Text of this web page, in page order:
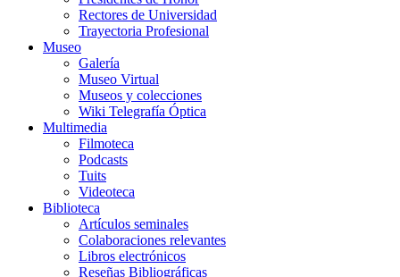
Rectores de Universidad
Trayectoria Profesional
Museo
Galería
Museo Virtual
Museos y colecciones
Wiki Telegrafía Óptica
Multimedia
Filmoteca
Podcasts
Tuits
Videoteca
Biblioteca
Artículos seminales
Colaboraciones relevantes
Libros electrónicos
Reseñas Bibliográficas